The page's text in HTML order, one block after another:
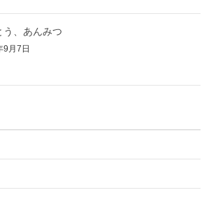
う、あんみつ
9月7日